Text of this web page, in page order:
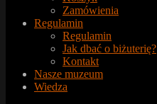
Zamówienia
Regulamin
Regulamin
Jak dbać o biżuterię?
Kontakt
Nasze muzeum
Wiedza